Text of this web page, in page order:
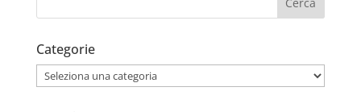
Categorie
Categorie